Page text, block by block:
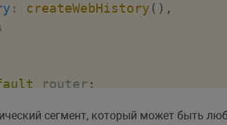
: createWebHistory ( ) ,
router ;
сегмент, который может быть